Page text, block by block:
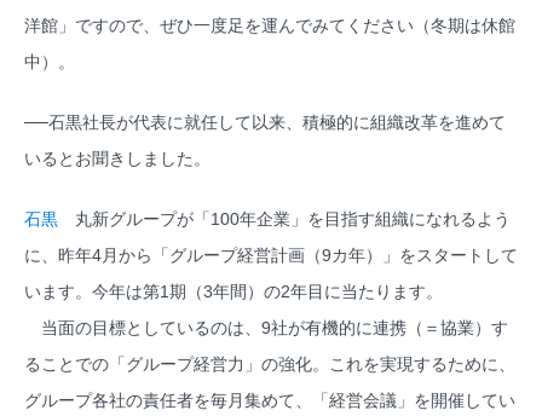
洋館」ですので、ぜひ一度足を運んでみてください（冬期は休館
中）。
──石黒社長が代表に就任して以来、積極的に組織改革を進めて
いるとお聞きしました。
石黒 丸新グループが「100年企業」を目指す組織になれるよう
に、昨年4月から「グループ経営計画（9カ年）」をスタートして
います。今年は第1期（3年間）の2年目に当たります。
当面の目標としているのは、9社が有機的に連携（＝協業）す
ることでの「グループ経営力」の強化。これを実現するために、
グループ各社の責任者を毎月集めて、「経営会議」を開催してい